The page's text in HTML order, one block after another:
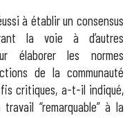
à établir un consensus
la voie à d’autres
élaborer les normes
de la communauté
critiques, a-t-il indiqué,
“remarquable” à la